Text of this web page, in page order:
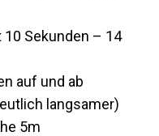
Sekunden – 14
auf und ab
langsamer)
5m